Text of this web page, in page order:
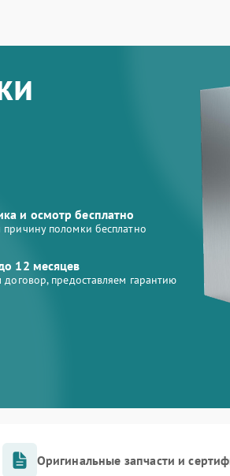
и осмотр бесплатно
поломки бесплатно
12 месяцев
договор, предоставляем гарантию
Оригинальные запчасти и